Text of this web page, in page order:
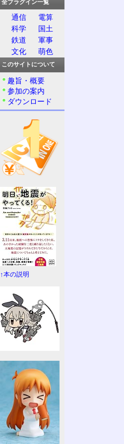
全プラグイン一覧
通信
電算
科学
国土
鉄道
軍事
文化
萌色
このサイトについて
趣旨・概要
参加の案内
ダウンロード
↑本の説明